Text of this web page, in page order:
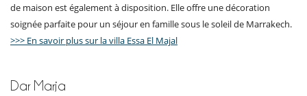
de maison est également à disposition. Elle offre une décoration
soignée parfaite pour un séjour en famille sous le soleil de Marrakech.
>>> En savoir plus sur la villa Essa El Majal
Dar Marja